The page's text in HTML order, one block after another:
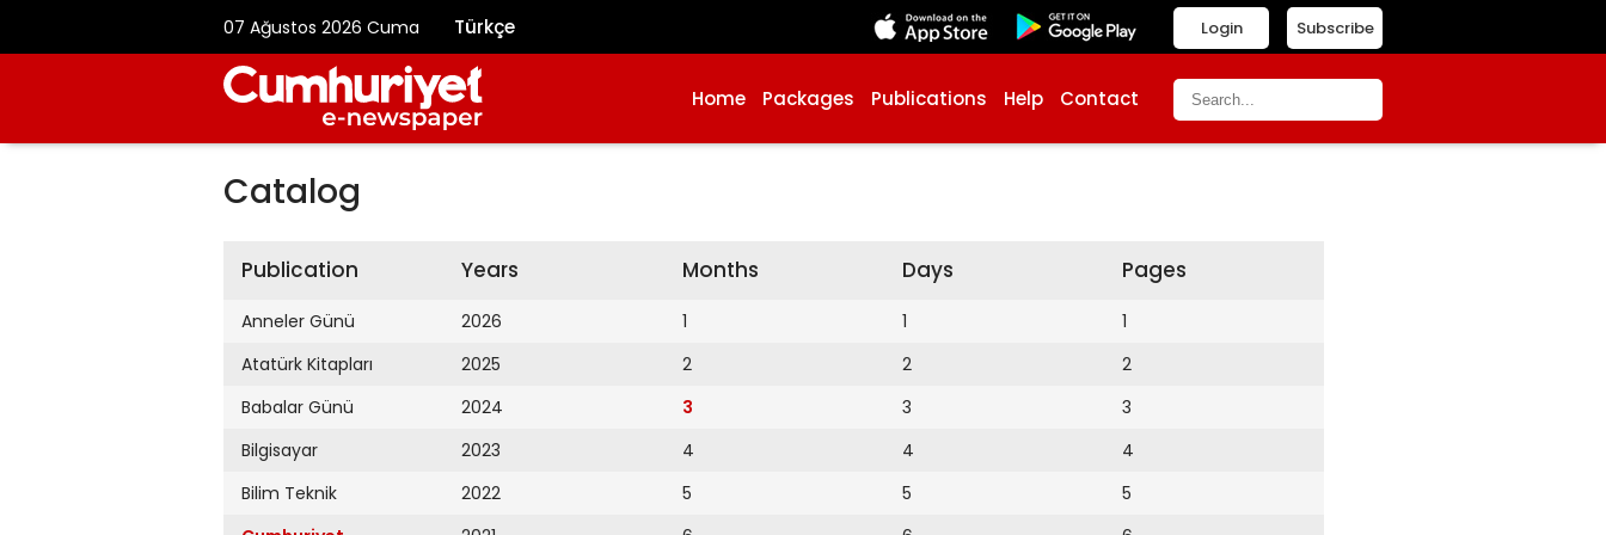
07 Ağustos 2026 Cuma Türkçe Subscribe
Login
Home Packages Publications Help Contact
Catalog
Publication
Anneler Günü
Atatürk Kitapları
Babalar Günü
Bilgisayar
Bilim Teknik
Years
2026
2025
2024
2023
2022
Months
1
2
3
4
5
Days
1
2
3
4
5
Pages
1
2
3
4
5